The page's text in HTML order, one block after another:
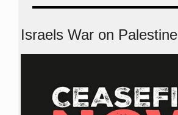
Israels War on Palestine